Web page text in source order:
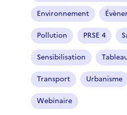
Environnement
Pollution PRSE 4
Sensibilisation
Transport Urbanisme
Webinaire